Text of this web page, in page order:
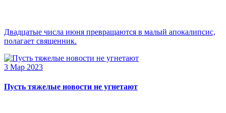
Двадцатые числа июня превращаются в малый апокалипсис,
полагает священник.
3 Мар 2023
Пусть тяжелые новости не угнетают